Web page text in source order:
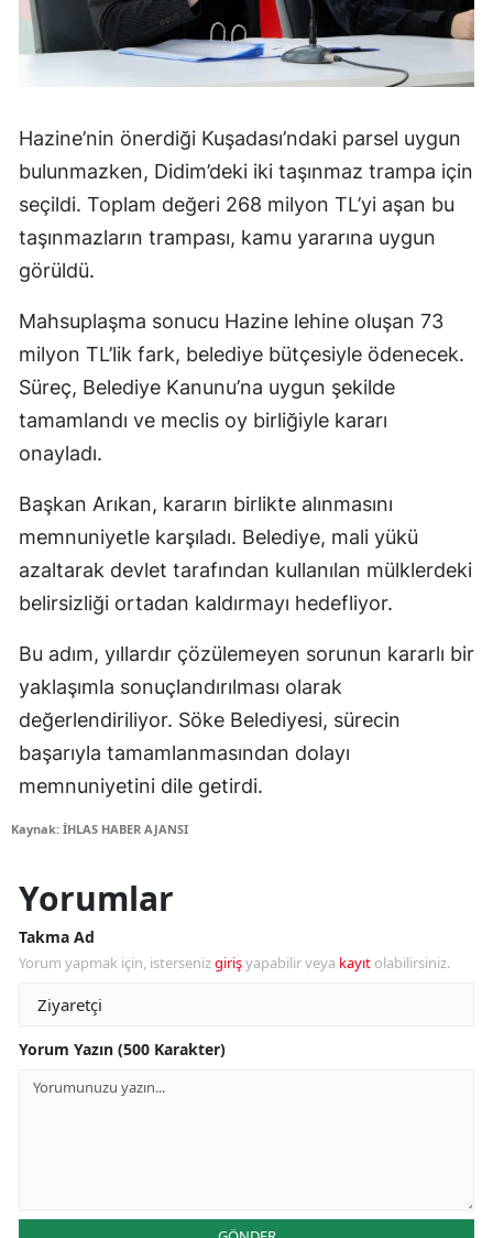
Hazine’nin önerdiği Kuşadası’ndaki parsel uygun
bulunmazken, Didim’deki iki taşınmaz trampa için
seçildi. Toplam değeri 268 milyon TL’yi aşan bu
taşınmazların trampası, kamu yararına uygun
görüldü.
Mahsuplaşma sonucu Hazine lehine oluşan 73
milyon TL’lik fark, belediye bütçesiyle ödenecek.
Süreç, Belediye Kanunu’na uygun şekilde
tamamlandı ve meclis oy birliğiyle kararı
onayladı.
Başkan Arıkan, kararın birlikte alınmasını
memnuniyetle karşıladı. Belediye, mali yükü
azaltarak devlet tarafından kullanılan mülklerdeki
belirsizliği ortadan kaldırmayı hedefliyor.
Bu adım, yıllardır çözülemeyen sorunun kararlı bir
yaklaşımla sonuçlandırılması olarak
değerlendiriliyor. Söke Belediyesi, sürecin
başarıyla tamamlanmasından dolayı
memnuniyetini dile getirdi.
Kaynak: İHLAS HABER AJANSI
Yorumlar
Takma Ad
Yorum yapmak için, istersenizgirişyapabilir veya kayıt olabilirsiniz.
Yorum Yazın (500 Karakter)